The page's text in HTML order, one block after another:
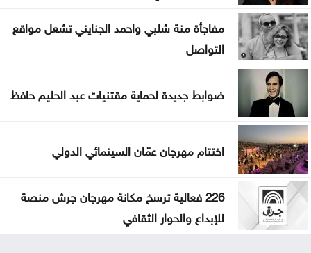
مفاجأة منة شلبي واحمد الجنايني تشعل مواقع
التواصل
ضوابط جديدة لحماية مقتنيات عبد الحليم حافظ
اختتام مهرجان عمّان السينمائي الدولي
226 فعالية ترسخ مكانة مهرجان جرش منصة
للإبداع والحوار الثقافي